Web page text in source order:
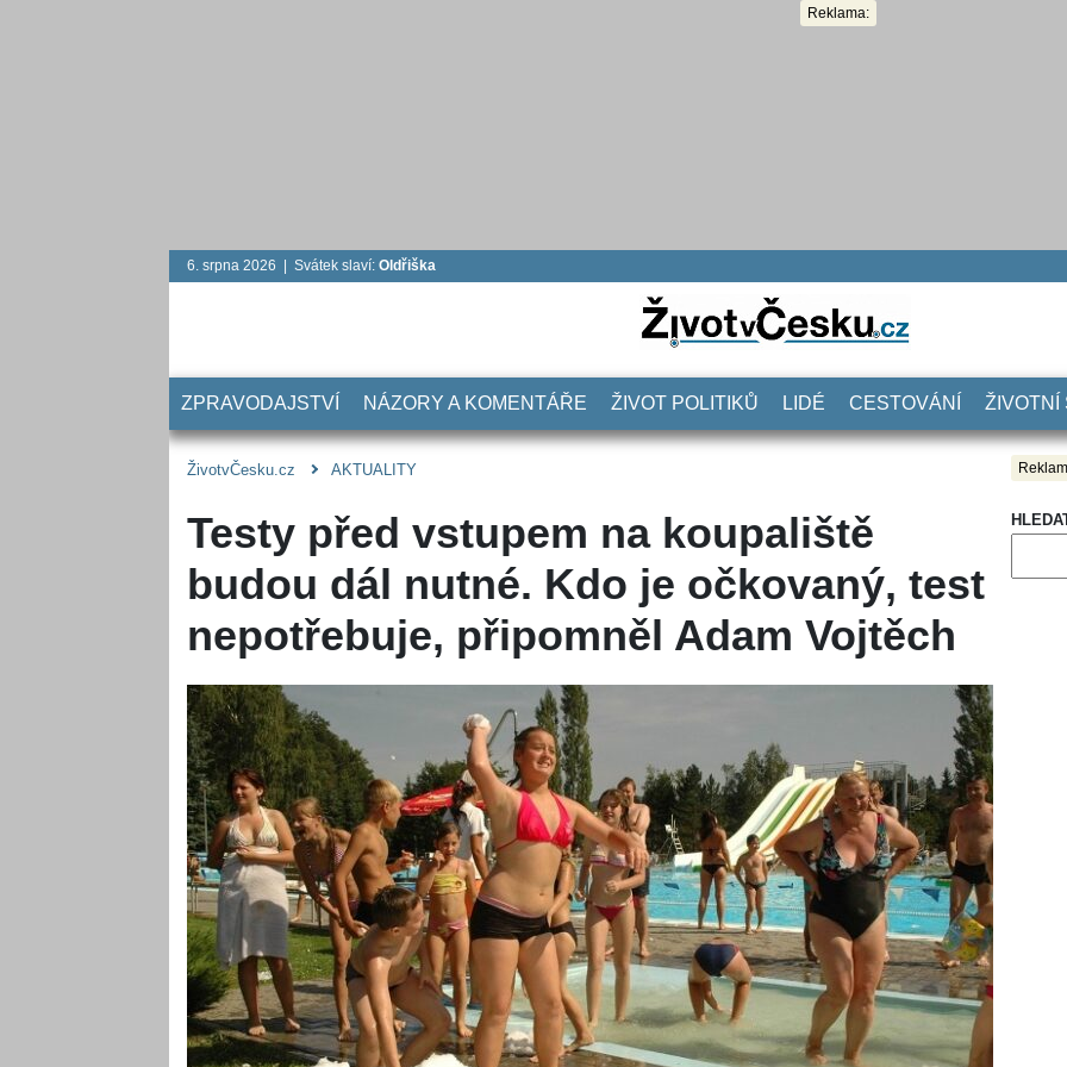
Reklama:
6. srpna 2026 | Svátek slaví: Oldřiška
ZPRAVODAJSTVÍ NÁZORY A KOMENTÁŘE ŽIVOT POLITIKŮ LIDÉ CESTOVÁNÍ ŽIVOTNÍ
ŽivotvČesku.cz AKTUALITY
Testy před vstupem na koupaliště
budou dál nutné. Kdo je očkovaný, test
nepotřebuje, připomněl Adam Vojtěch